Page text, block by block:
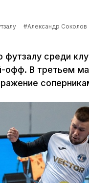
#Александр Соколов
среди
офф. В третьем